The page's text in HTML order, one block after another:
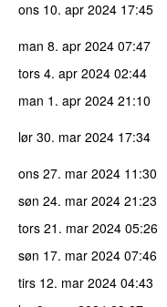
ons 10. apr 2024 17:45
man 8. apr 2024 07:47
tors 4. apr 2024 02:44
man 1. apr 2024 21:10
lør 30. mar 2024 17:34
ons 27. mar 2024 11:30
søn 24. mar 2024 21:23
tors 21. mar 2024 05:26
søn 17. mar 2024 07:46
tirs 12. mar 2024 04:43